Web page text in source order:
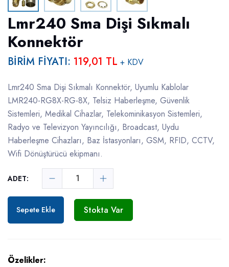
Lmr240 Sma Dişi Sıkmalı
Konnektör
BİRİM FİYATI: 119,01 TL + KDV
Lmr240 Sma Dişi Sıkmalı Konnektör, Uyumlu Kablolar
LMR240-RG8X-RG-8X, Telsiz Haberleşme, Güvenlik
Sistemleri, Medikal Cihazlar, Telekominikasyon Sistemleri,
Radyo ve Televizyon Yayıncılığı, Broadcast, Uydu
Haberleşme Cihazları, Baz İstasyonları, GSM, RFID, CCTV,
Wifi Dönüştürücü ekipmanı.
ADET:
Sepete Ekle Stokta Var
Özelikler: